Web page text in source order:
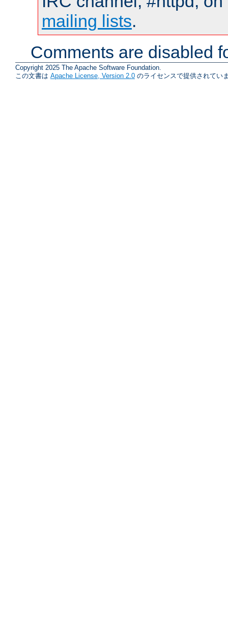
mailing lists.
Comments are disabled
Copyright 2025 The Apache Software Foundation.
この文書は Apache License, Version 2.0 のライセンスで提供されてい